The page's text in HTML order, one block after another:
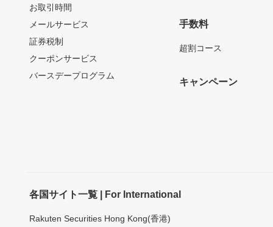
お取引時間
メールサービス
証券税制
クーポンサービス
バースデープログラム
手数料
超割コース
キャンペーン
各国サイト一覧 | For International
Rakuten Securities Hong Kong(香港)